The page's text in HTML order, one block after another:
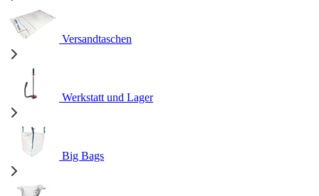
Versandtaschen
Werkstatt und Lager
Big Bags